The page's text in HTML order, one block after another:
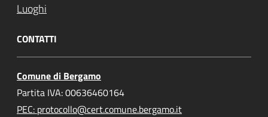
Luoghi
CONTATTI
Comune di Bergamo
Partita IVA: 00636460164
PEC: protocollo@cert.comune.bergamo.it